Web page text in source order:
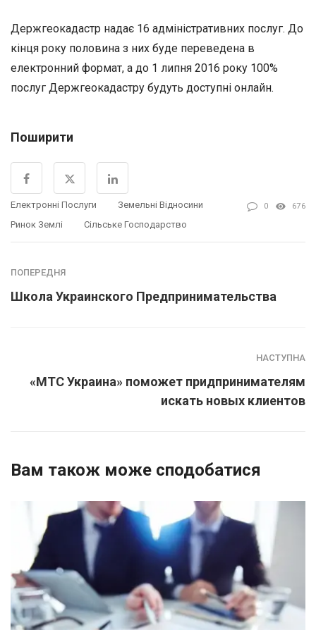
Держгеокадастр надає 16 адміністративних послуг. До
кінця року половина з них буде переведена в
електронний формат, а до 1 липня 2016 року 100%
послуг Держгеокадастру будуть доступні онлайн.
Поширити
Електронні Послуги
Земельні Відносини
Ринок Землі
Сільське Господарство
0 676
ПОПЕРЕДНЯ
Школа Украинского Предпринимательства
НАСТУПНА
«МТС Украина» поможет придпринимателям
искать новых клиентов
Вам також може сподобатися